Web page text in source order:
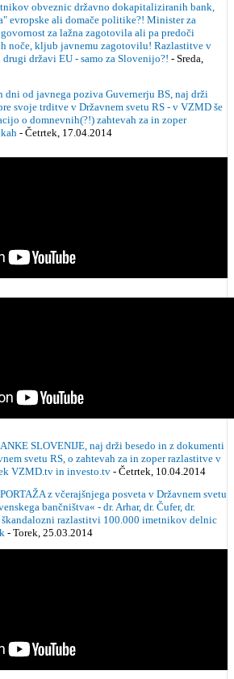
obveznic državno dokapitaliziranih bank,
evropske ali domače politike?! Minister za
za lažna zagotovila ali pa predoči
noče, kljub javnemu zagotovilu! Razlastitve v
državi EU - samo za Slovenijo?! - Sreda,
dni od javnega poziva Guvernerju BS, naj drži
svoje trditve v Državnem svetu RS - v VZMD še
o domnevnih(?!) zahtevah za in zoper
- Četrtek, 17.04.2014
SLOVENIJE, naj drži besedo in z dokumenti
svetu RS, o zahtevah za in zoper razlastitve v
VZMD.tv in investo.tv - Četrtek, 10.04.2014
z včerajšnjega posveta v Državnem svetu
bančništva« - dr. Arhar, dr. Čufer, dr.
škandalozni razlastitvi 100.000 imetnikov delnic
- Torek, 25.03.2014